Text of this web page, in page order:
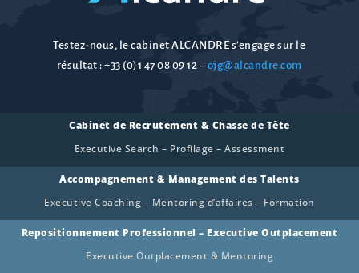
Testez-nous, le cabinet ALCANDRE s’engage sur le
résultat :+33 (0)1 47 08 09 12–ojg@alcandre.com
Cabinet de Recrutement & Chasse de Tête
Executive Search – Profilage – Assessment
Accompagnement & Management des Talents
Executive Coaching – Mentoring d’affaires – Formation
Repositionnement Professionnel – Executive Outplacement
Executive Outplacement & Mentoring